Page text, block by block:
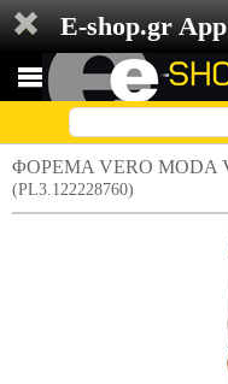
E-shop.gr App
ΦΟΡΕΜΑ VERO MODA
(PL3.122228760)